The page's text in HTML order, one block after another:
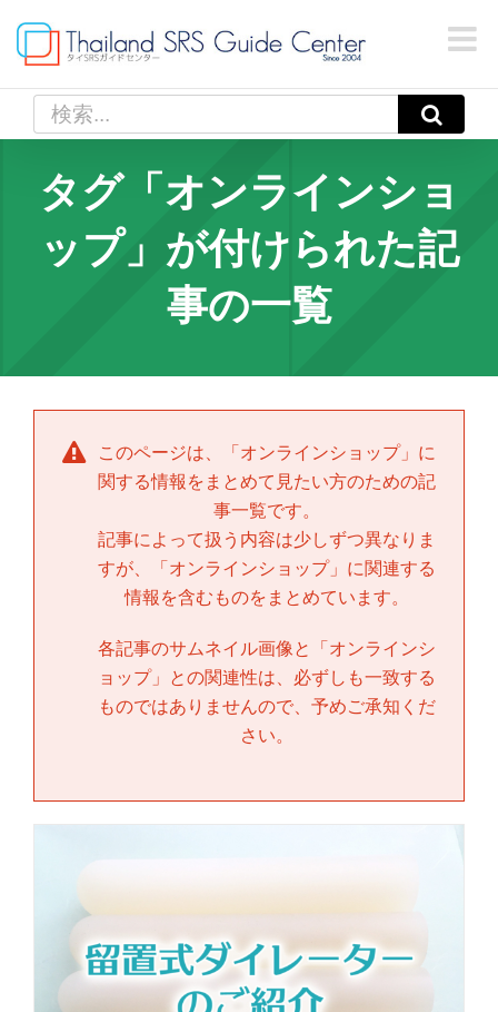
content
索
タグ「オンラインショ
ップ」が付けられた記
事の一覧
このページは、「 オンラインショップ」に
関する情報をまとめて見たい方のための記
事一覧です。
記事によって扱う内容は少しずつ異なりま
すが、「 オンラインショップ」に関連する
情報を含むものをまとめています。
各記事のサムネイル画像と「 オンラインシ
ョップ」との関連性は、必ずしも一致する
ものではありませんので、予めご承知くだ
さい。